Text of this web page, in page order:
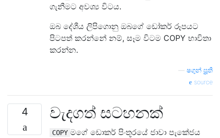
ගැනීමට අවශ්‍ය විටය.
ඔබ දේශීය ලිපිගොනු ඔබගේ ඩෝකර් රූපයට
පිටපත් කරන්නේ නම්, සෑම විටම COPY භාවිතා
කරන්න.
ෂගුන් ප්‍රූති
source
4 වැදගත් සටහනක්
COPY මගේ ඩොකර් පිංතූරයේ ජාවා පැකේජය